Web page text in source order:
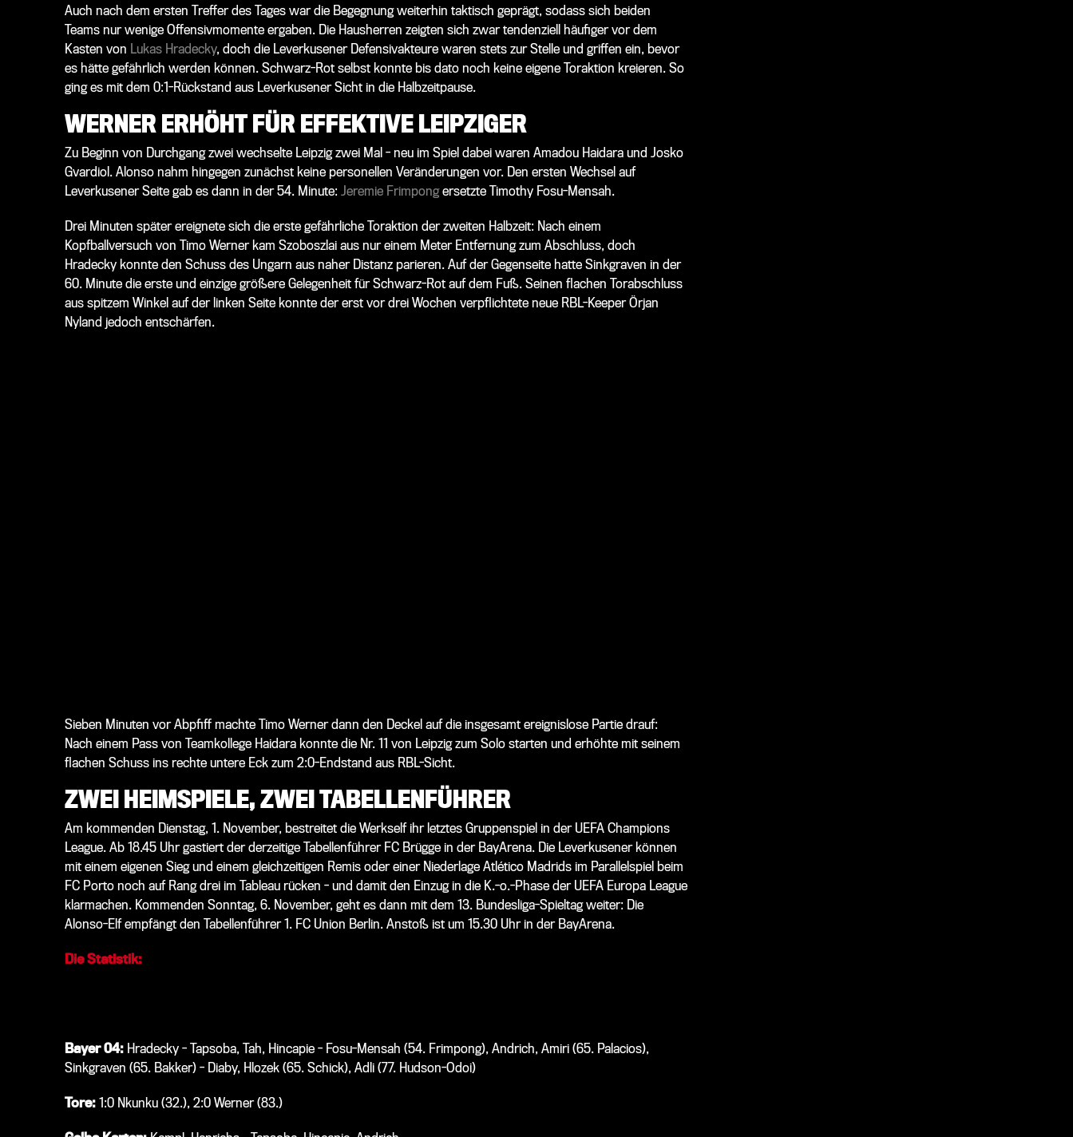
Auch nach dem ersten Treffer des Tages war die Begegnung weiterhin taktisch geprägt, sodass sich beiden
Teams nur wenige Offensivmomente ergaben. Die Hausherren zeigten sich zwar tendenziell häufiger vor dem
Kasten von Lukas Hradecky, doch die Leverkusener Defensivakteure waren stets zur Stelle und griffen ein, bevor
es hätte gefährlich werden können. Schwarz-Rot selbst konnte bis dato noch keine eigene Toraktion kreieren. So
ging es mit dem 0:1-Rückstand aus Leverkusener Sicht in die Halbzeitpause.
WERNER ERHÖHT FÜR EFFEKTIVE LEIPZIGER
Zu Beginn von Durchgang zwei wechselte Leipzig zwei Mal - neu im Spiel dabei waren Amadou Haidara und Josko
Gvardiol. Alonso nahm hingegen zunächst keine personellen Veränderungen vor. Den ersten Wechsel auf
Leverkusener Seite gab es dann in der 54. Minute: Jeremie Frimpongersetzte Timothy Fosu-Mensah.
Drei Minuten später ereignete sich die erste gefährliche Toraktion der zweiten Halbzeit: Nach einem
Kopfballversuch von Timo Werner kam Szoboszlai aus nur einem Meter Entfernung zum Abschluss, doch
Hradecky konnte den Schuss des Ungarn aus naher Distanz parieren. Auf der Gegenseite hatte Sinkgraven in der
60. Minute die erste und einzige größere Gelegenheit für Schwarz-Rot auf dem Fuß. Seinen flachen Torabschluss
aus spitzem Winkel auf der linken Seite konnte der erst vor drei Wochen verpflichtete neue RBL-Keeper Örjan
Nyland jedoch entschärfen.
Sieben Minuten vor Abpfiff machte Timo Werner dann den Deckel auf die insgesamt ereignislose Partie drauf:
Nach einem Pass von Teamkollege Haidara konnte die Nr. 11 von Leipzig zum Solo starten und erhöhte mit seinem
flachen Schuss ins rechte untere Eck zum 2:0-Endstand aus RBL-Sicht.
ZWEI HEIMSPIELE, ZWEI TABELLENFÜHRER
Am kommenden Dienstag, 1. November, bestreitet die Werkself ihr letztes Gruppenspiel in der UEFA Champions
League. Ab 18.45 Uhr gastiert der derzeitige Tabellenführer FC Brügge in der BayArena. Die Leverkusener können
mit einem eigenen Sieg und einem gleichzeitigen Remis oder einer Niederlage Atlético Madrids im Parallelspiel beim
FC Porto noch auf Rang drei im Tableau rücken - und damit den Einzug in die K.-o.-Phase der UEFA Europa League
klarmachen. Kommenden Sonntag, 6. November, geht es dann mit dem 13. Bundesliga-Spieltag weiter: Die
Alonso-Elf empfängt den Tabellenführer 1. FC Union Berlin. Anstoß ist um 15.30 Uhr in der BayArena.
Die Statistik:
Bayer 04:Hradecky - Tapsoba, Tah, Hincapie - Fosu-Mensah (54. Frimpong), Andrich, Amiri (65. Palacios),
Sinkgraven (65. Bakker) - Diaby, Hlozek (65. Schick), Adli (77. Hudson-Odoi)
Tore:1:0 Nkunku (32.), 2:0 Werner (83.)